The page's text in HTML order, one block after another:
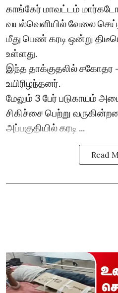
காங்கேர் மாவட்டம்
வயல்வெளியில் வேலை
மீது பெண் கரடி ஒன்று
உள்ளது.
இந்த தாக்குதலில் சகோதர
உயிரிழந்தனர்.
மேலும் 3 பேர் படுகாயம்
சிகிச்சை பெற்று
அப்பகுதியில் கரடி ...
Read